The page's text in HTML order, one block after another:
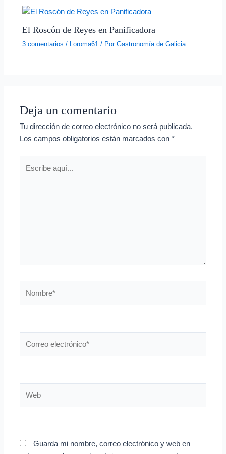
El Roscón de Reyes en Panificadora
3 comentarios / Loroma61 / PorGastronomía de Galicia
Deja un comentario
Tu dirección de correo electrónico no será publicada.
Los campos obligatorios están marcados con*
Guarda mi nombre, correo electrónico y web en